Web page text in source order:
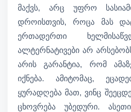
მაქვს, არც უფრო
დროისთვის, როცა მას
ერთადერთი
ალტერნატივები არ
არის გარანტია, რომ
იქნება. ამიტომაც,
ყურადღება მათ, ვინც
ცხოვრება უბედური.